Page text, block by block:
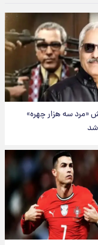
«مرد سه هزار چهره»